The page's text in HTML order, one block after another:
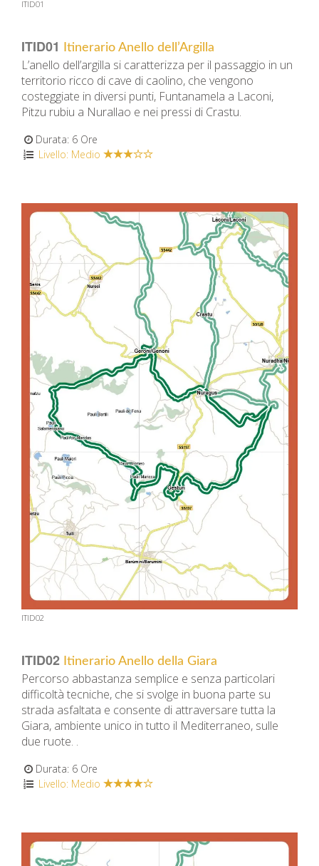
ITID01
ITID01 Itinerario Anello dell’Argilla
L’anello dell’argilla si caratterizza per il passaggio in un
territorio ricco di cave di caolino, che vengono
costeggiate in diversi punti, Funtanamela a Laconi,
Pitzu rubiu a Nurallao e nei pressi di Crastu.
Durata: 6 Ore
Livello: Medio
ITID02
ITID02 Itinerario Anello della Giara
Percorso abbastanza semplice e senza particolari
difficoltà tecniche, che si svolge in buona parte su
strada asfaltata e consente di attraversare tutta la
Giara, ambiente unico in tutto il Mediterraneo, sulle
due ruote. .
Durata: 6 Ore
Livello: Medio